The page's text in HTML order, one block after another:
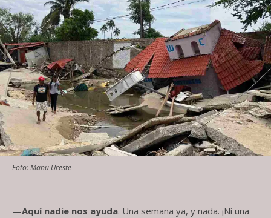
Foto: Manu Ureste
—Aquí nadie nos ayuda. Una semana ya, y nada. ¡Ni una